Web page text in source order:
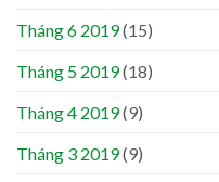
Tháng 6 2019(15)
Tháng 5 2019(18)
Tháng 4 2019(9)
Tháng 3 2019(9)